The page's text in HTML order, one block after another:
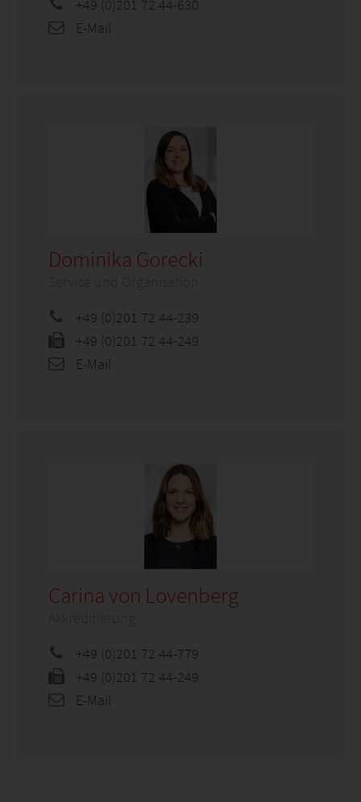
+49 (0)201 72 44-630
E-Mail
Dominika Gorecki
+49 (0)201 72 44-239
+49 (0)201 72 44-249
E-Mail
Carina von Lovenberg
+49 (0)201 72 44-779
+49 (0)201 72 44-249
E-Mail